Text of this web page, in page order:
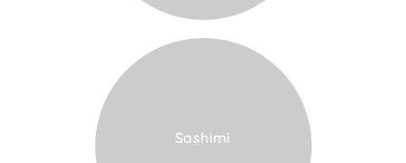
Sashimi
VOIR LA CARTE